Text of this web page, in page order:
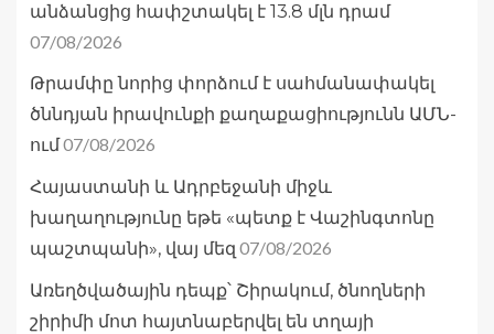
անձանցից հափշտակել է 13.8 մլն դրամ
07/08/2026
Թրամփը նորից փորձում է սահմանափակել
ծննդյան իրավունքի քաղաքացիությունն ԱՄՆ-
ում07/08/2026
Հայաստանի և Ադրբեջանի միջև
խաղաղությունը եթե «պետք է Վաշինգտոնը
պաշտպանի», վայ մեզ 07/08/2026
Առեղծվածային դեպք՝ Շիրակում, ծնողների
շիրիմի մոտ հայտնաբերվել են տղայի